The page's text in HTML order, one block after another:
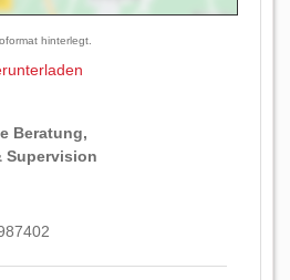
hinterlegt.
Beratung,
Supervision